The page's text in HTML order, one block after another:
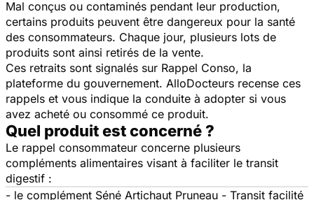
Mal conçus ou contaminés pendant leur production,
certains produits peuvent être dangereux pour la santé
des consommateurs. Chaque jour, plusieurs lots de
produits sont ainsi retirés de la vente.
Ces retraits sont signalés sur Rappel Conso, la
plateforme du gouvernement. AlloDocteurs recense ces
rappels et vous indique la conduite à adopter si vous
avez acheté ou consommé ce produit.
Quel produit est concerné ?
Le rappel consommateur concerne plusieurs
compléments alimentaires visant à faciliter le transit
digestif :
- le complément Séné Artichaut Pruneau - Transit facilité